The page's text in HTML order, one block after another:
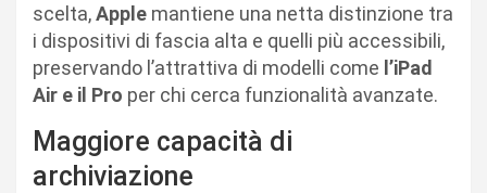
scelta,Apple mantiene una netta distinzione tra
i dispositivi di fascia alta e quelli più accessibili,
preservando l’attrattiva di modelli come l’iPad
Air e il Pro per chi cerca funzionalità avanzate.
Maggiore capacità di
archiviazione